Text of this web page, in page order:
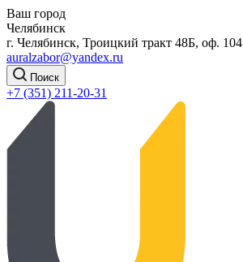
Ваш город
Челябинск
г. Челябинск, Троицкий тракт 48Б, оф. 104
auralzabor@yandex.ru
Поиск
+7 (351) 211-20-31